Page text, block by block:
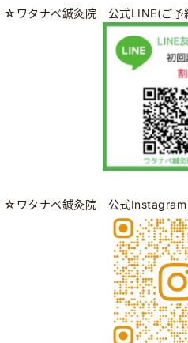
☆ワタナベ鍼灸院 公式LINE(ご予
☆ワタナベ鍼灸院 公式Instagram